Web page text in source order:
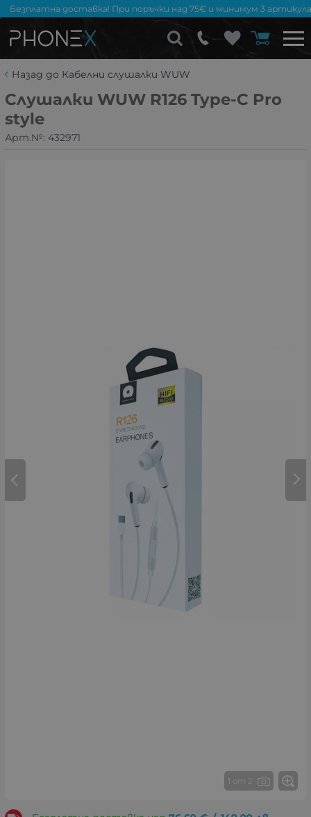
Безплатна доставка! При поръчки над 75€ и минимум 3
Назад до Кабелни слушалки WUW
Слушалки WUW R126 Type-C Pro
style
Арт.№: 432971
1 от 2